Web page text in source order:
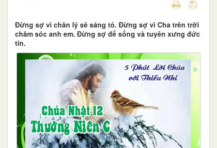
Đừng sợ vì chân lý sẽ sáng tỏ. Đừng sợ vì Cha trên trời
chăm sóc anh em. Đừng sợ để sống và tuyên xưng đức
tin.